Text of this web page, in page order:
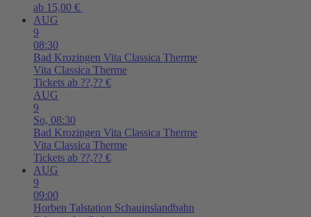
ab 15,00 €
AUG
9
08:30
Bad Krozingen Vita Classica Therme
Vita Classica Therme
Tickets ab ??,?? €
AUG
9
So, 08:30
Bad Krozingen Vita Classica Therme
Vita Classica Therme
Tickets ab ??,?? €
AUG
9
09:00
Horben Talstation Schauinslandbahn